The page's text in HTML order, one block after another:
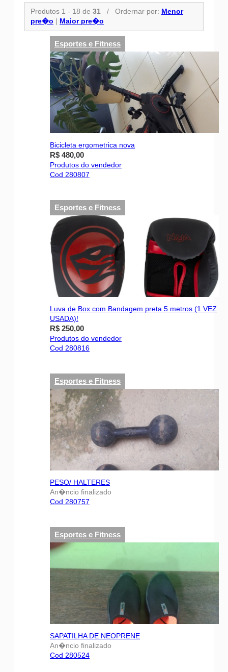
Produtos 1 - 18 de 31 / Ordernar por: Menor
pre�o | Maior pre�o
Esportes e Fitness
Bicicleta ergometrica nova
R$ 480,00
Produtos do vendedor
Cod 280807
Esportes e Fitness
Luva de Box com Bandagem preta 5 metros (1 VEZ
USADA)!
R$ 250,00
Produtos do vendedor
Cod 280816
Esportes e Fitness
PESO/ HALTERES
An�ncio finalizado
Cod 280757
Esportes e Fitness
SAPATILHA DE NEOPRENE
An�ncio finalizado
Cod 280524